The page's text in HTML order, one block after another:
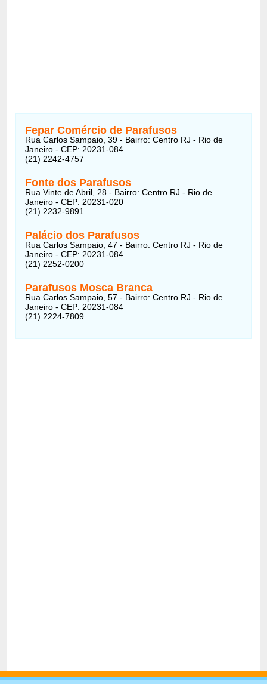
Fepar Comércio de Parafusos
Rua Carlos Sampaio, 39 - Bairro: Centro RJ - Rio de
Janeiro - CEP: 20231-084
(21) 2242-4757
Fonte dos Parafusos
Rua Vinte de Abril, 28 - Bairro: Centro RJ - Rio de
Janeiro - CEP: 20231-020
(21) 2232-9891
Palácio dos Parafusos
Rua Carlos Sampaio, 47 - Bairro: Centro RJ - Rio de
Janeiro - CEP: 20231-084
(21) 2252-0200
Parafusos Mosca Branca
Rua Carlos Sampaio, 57 - Bairro: Centro RJ - Rio de
Janeiro - CEP: 20231-084
(21) 2224-7809